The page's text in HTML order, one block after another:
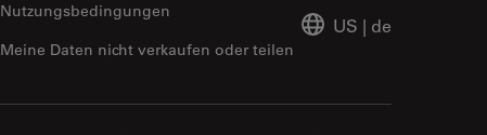
Meine Daten nicht verkaufen oder teilen
Nutzungsbedingungen
US | de